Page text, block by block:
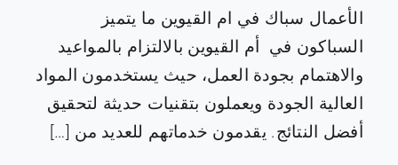
الأعمال سباك في ام القيوين ما يتميز
السباكون في أم القيوين بالالتزام بالمواعيد
والاهتمام بجودة العمل، حيث يستخدمون المواد
العالية الجودة ويعملون بتقنيات حديثة لتحقيق
أفضل النتائج. يقدمون خدماتهم للعديد من […]